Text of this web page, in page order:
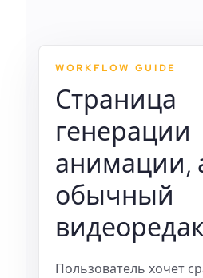
WORKFLOW GUIDE
Страница
генерации
анимации,
обычный
Пользователь хочет